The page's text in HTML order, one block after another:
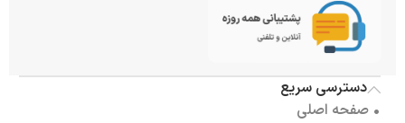
دسترسی سریع
• صفحه اصلی